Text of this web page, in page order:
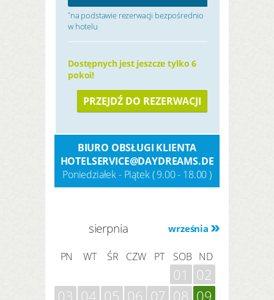
*na podstawie rezerwacji bezpośrednio
w hotelu
Dostępnych jest jeszcze tylko 6
pokoi!
PRZEJDŹ DO REZERWACJI
BIURO OBSŁUGI KLIENTA
HOTELSERVICE@DAYDREAMS.DE
Poniedziałek - Piątek ( 9.00 - 18.00 )
września
sierpnia
PN WT ŚR CZW PT SOB ND
01
02
03 04 05 06 07 08 09